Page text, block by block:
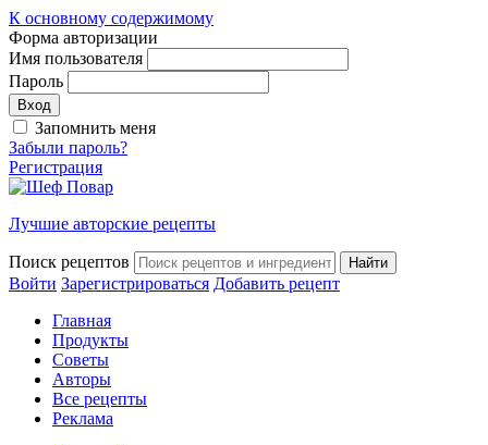
К основному содержимому
Форма авторизации
Имя пользователя
Пароль
Запомнить меня
Забыли пароль?
Регистрация
Лучшие авторские рецепты
Поиск рецептов
Войти Зарегистрироваться Добавить рецепт
Главная
Продукты
Советы
Авторы
Все рецепты
Реклама